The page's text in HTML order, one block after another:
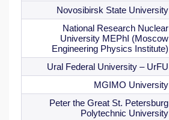
Novosibirsk State University
National Research Nuclear
University MEPhI (Moscow
Engineering Physics Institute)
Ural Federal University – UrFU
MGIMO University
Peter the Great St. Petersburg
Polytechnic University